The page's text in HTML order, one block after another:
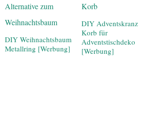
DIY Weihnachtsbaum
Metallring [Werbung]
DIY Adventskranz
Korb für
Adventstischdeko
[Werbung]